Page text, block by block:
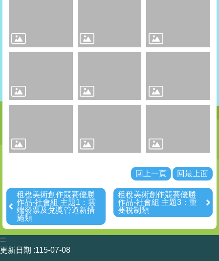
租
賽
其
結
回
站
導
回上一頁 回最上面
租稅美術創作競賽優勝
作品-社會組 主題1：雲
端發票及兌獎管道新措
施類
租稅美術創作競賽優勝
作品-社會組 主題3：重
要稅制類
:::
更新日期
115-07-08